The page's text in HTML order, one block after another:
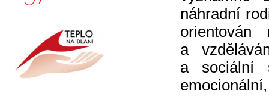
náhradní
a
a sociální